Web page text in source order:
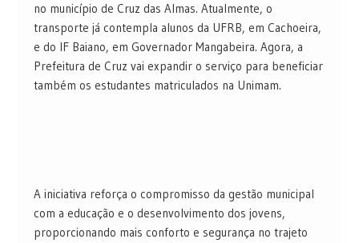
no município de Cruz das Almas. Atualmente, o
transporte já contempla alunos da UFRB, em Cachoeira,
e do IF Baiano, em Governador Mangabeira. Agora, a
Prefeitura de Cruz vai expandir o serviço para beneficiar
também os estudantes matriculados na Unimam.
A iniciativa reforça o compromisso da gestão municipal
com a educação e o desenvolvimento dos jovens,
proporcionando mais conforto e segurança no trajeto